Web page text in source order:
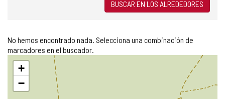
BUSCAR EN LOS ALREDEDORES
No hemos encontrado nada. Selecciona una combinación de
marcadores en el buscador.
Saltar
mapa
+
−